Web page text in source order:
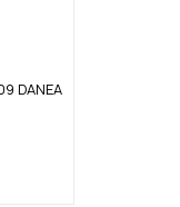
DANEA